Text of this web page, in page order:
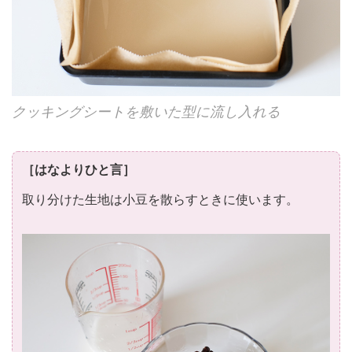
クッキングシートを敷いた型に流し入れる
［はなよりひと言］
取り分けた生地は小豆を散らすときに使います。